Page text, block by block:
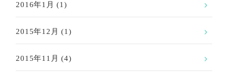
2016年1月 (1)
2015年12月 (1)
2015年11月 (4)